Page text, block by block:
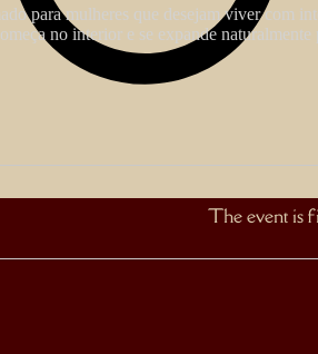
para mulheres que desejam viver com
no interior e se expande naturalmente
The event is